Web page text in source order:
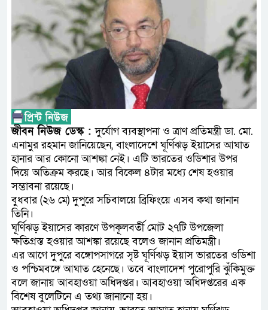
সিএমএসএফ পুঁজিবাজারে
গুরুত্বপূর্ণ ভূমিকা রাখছে: ওয়াসি
আন্তর্জাতিক মানের প্যারা
নিয়েছে সরকার
নদী দূষণ রোধে সমন্বিত
নেই : প্রধানমন্ত্রী
লালমনিরহাটে মাদকসহ
জীবন নিউজ ডেস্ক :দুর্যোগ ব্যবস্থাপনা ও ত্রাণ প্রতিমন্ত্রী ডা. মো.
এনামুর রহমান জানিয়েছেন, বাংলাদেশে ঘূর্ণিঝড় ইয়াসের আঘাত
হানার আর কোনো আশঙ্কা নেই। এটি ভারতের ওডিশার উপর
দিয়ে অতিক্রম করছে। আর বিকেল ৪টার মধ্যে শেষ হওয়ার
সম্ভাবনা রয়েছে।
বুধবার (২৬ মে) দুপুরে সচিবালয়ে ব্রিফিংয়ে এসব কথা জানান
তিনি।
ঘূর্ণিঝড় ইয়াসের কারণে উপকূলবর্তী মোট ২৭টি উপজেলা
ক্ষতিগ্রস্ত হওয়ার আশঙ্কা রয়েছে বলেও জানান প্রতিমন্ত্রী।
এর আগে দুপুরে বঙ্গোপসাগরে সৃষ্ট ঘূর্ণিঝড় ইয়াস ভারতের ওডিশা
ও পশ্চিমবঙ্গে আঘাত হেনেছে। তবে বাংলাদেশ পুরোপুরি ঝুঁকিমুক্ত
বলে জানায় আবহাওয়া অধিদপ্তর। আবহাওয়া অধিদপ্তরের এক
বিশেষ বুলেটিনে এ তথ্য জানানো হয়।